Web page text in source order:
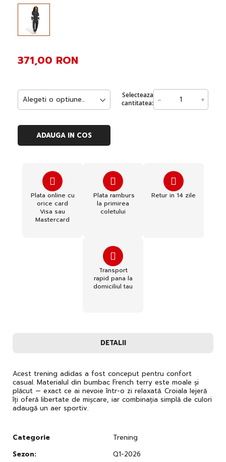
Selecteaza
cantitatea: - +
371,00 RON
ADAUGA IN COS
Plata online cu
orice card
Visa sau
Mastercard
Plata ramburs
la primirea
coletului
Retur in 14 zile
Transport
rapid pana la
domiciliul tau
DETALII
Acest trening adidas a fost conceput pentru confort
casual. Materialul din bumbac French terry este moale și
plăcut — exact ce ai nevoie într-o zi relaxată. Croiala lejeră
îți oferă libertate de mișcare, iar combinația simplă de culori
adaugă un aer sportiv.
Categorie
Trening
Sezon:
Q1-2026